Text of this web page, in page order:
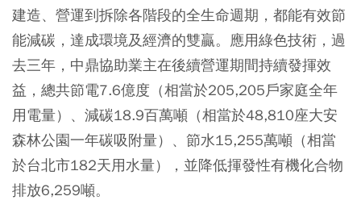
建造、營運到拆除各階段的全生命週期，都能有效節
能減碳，達成環境及經濟的雙贏。應用綠色技術，過
去三年，中鼎協助業主在後續營運期間持續發揮效
益，總共節電7.6億度（相當於205,205戶家庭全年
用電量）、減碳18.9百萬噸（相當於48,810座大安
森林公園一年碳吸附量）、節水15,255萬噸（相當
於台北市182天用水量），並降低揮發性有機化合物
排放6,259噸。